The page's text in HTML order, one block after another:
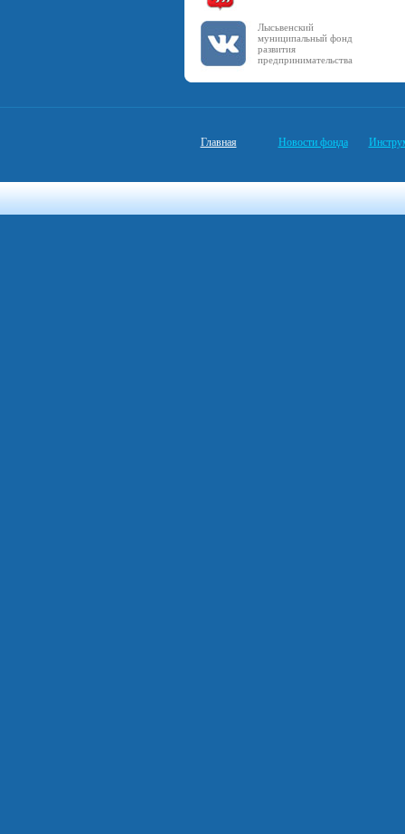
Лысьвенский
муниципальный фонд
развития
предпринимательства
Главная Новости фонда